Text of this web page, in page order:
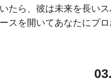
たら、彼は未来を長い
スを開いてあなたにプ
03.